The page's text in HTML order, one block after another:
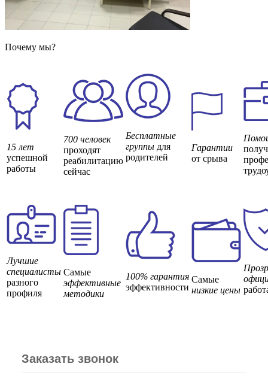
Почему мы?
15 лет
успешной
работы
700 человек
проходят
реабилитацию
сейчас
Бесплатные
группы для
родителей
Гарантии
от срыва
Лучшие
специалисты
разного
профиля
Самые
эффективные
методики
100% гарантия
эффективности
Самые
низкие цены